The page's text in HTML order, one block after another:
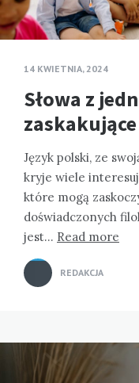
14 KWIETNIA, 2024
Słowa z
Język polski, ze
kryje wiele
które mogą
doświadczonych
jest… Read more
REDAKCJA